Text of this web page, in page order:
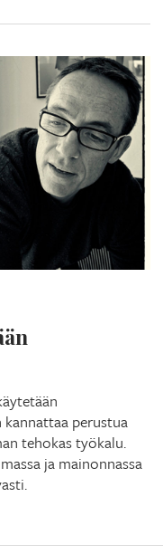
perustua
tehokas työkalu.
ja mainonnassa